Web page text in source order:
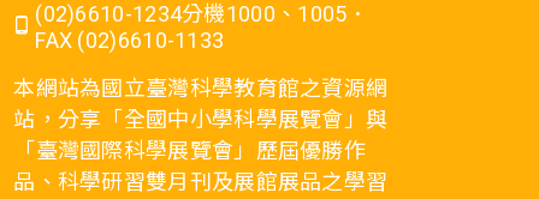
(02)6610-1234分機1000、1005．
FAX (02)6610-1133
本網站為國立臺灣科學教育館之資源網
站，分享「全國中小學科學展覽會」與
「臺灣國際科學展覽會」歷屆優勝作
品、科學研習雙月刊及展館展品之學習